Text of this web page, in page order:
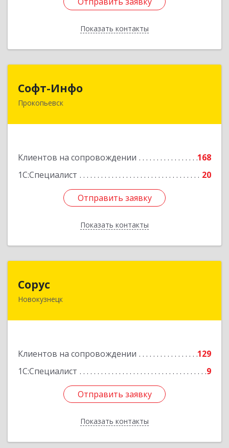
Показать контакты
Назад
Софт-Инфо
Прокопьевск
Клиентов на сопровождении
168
1С:Специалист
20
Отправить заявку
Показать контакты
653039, Кемеровская область - Кузбасс,
Подробнее
Отправить заявку
Назад
Сорус
Новокузнецк
Клиентов на сопровождении
129
1С:Специалист
9
Отправить заявку
Показать контакты
654005, Кемеровская область - Кузбасс,
Подробнее
Отправить заявку
Назад